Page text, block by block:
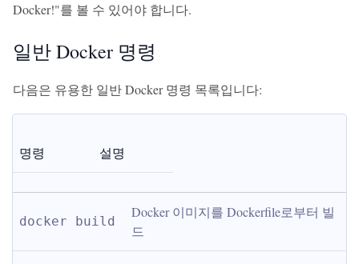
Docker!"를 볼 수 있어야 합니다.
일반 Docker 명령
다음은 유용한 일반 Docker 명령 목록입니다:
명령 설명
docker build
Docker 이미지를 Dockerfile로부터 빌
드